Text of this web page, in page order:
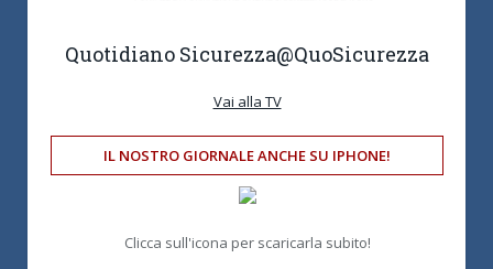
Quotidiano Sicurezza@QuoSicurezza
Vai alla TV
IL NOSTRO GIORNALE ANCHE SU IPHONE!
Clicca sull'icona per scaricarla subito!